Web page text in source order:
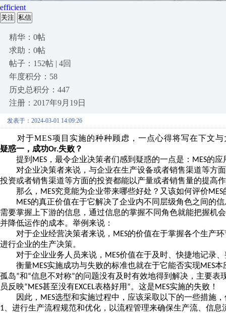
efficient
关注 私信
精华：0帖
求助：0帖
帖子：152帖 | 4回
年度积分：58
历史总积分：447
注册：2017年9月19日
发表于：2024-03-01 14:09:26
对于MES项目实施的种种顾虑，一点心得将写在下文
疑惑一，成功Or.失败？
提到 MES ，最令企业决策者们感到疑惑的一点是： MES的应
对企业决策者来说，与企业在生产设备或者销售渠道等方
投资或者销售渠道等方面的投资都能以产量或者销售量的提高
那么， MES究竟能为企业带来哪些好处？又该如何评价MES
MES的真正价值在于它解决了企业内不同层级角色之间的
需要掌握上下游的信息，通过信息的掌握不同角色就能把握机
并降低运作的成本。举例来说：
对于企业经营决策者来说， MES的价值在于掌握各个生产
进行企业的生产决策。
对于企业业务人员来说， MES价值在于及时、快捷地记录
衡量MES实施成功与失败的标准也就在于它能否实现MES本
孤岛”和“信息不对称”的问题没有及时有效地得到解决，主要表
员反映“MES甚至没有EXCEL表格好用 ”。这是MES实施的失败！
因此， MES选型和实施过程中，应该采取以下的一些措施
1 、进行生产流程规范和优化，以流程管理来确保生产流、信息